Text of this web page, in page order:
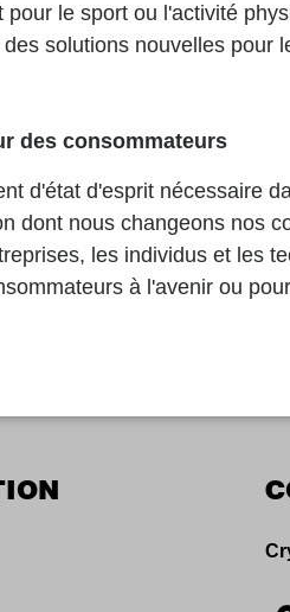
le sport ou l'activité
solutions nouvelles pour
des consommateurs
d'état d'esprit nécessaire
dont nous changeons nos
les individus et les
à l'avenir ou